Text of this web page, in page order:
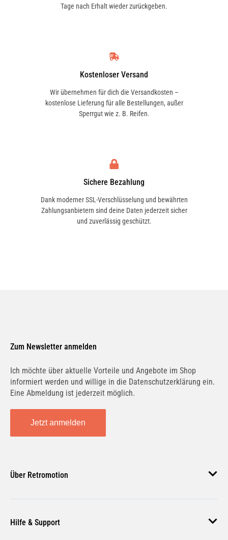
Tage nach Erhalt wieder zurückgeben.
Kostenloser Versand
Wir übernehmen für dich die Versandkosten –
kostenlose Lieferung für alle Bestellungen, außer
Sperrgut wie z. B. Reifen.
Sichere Bezahlung
Dank moderner SSL-Verschlüsselung und bewährten
Zahlungsanbietern sind deine Daten jederzeit sicher
und zuverlässig geschützt.
Zum Newsletter anmelden
Ich möchte über aktuelle Vorteile und Angebote im Shop
informiert werden und willige in die Datenschutzerklärung ein.
Eine Abmeldung ist jederzeit möglich.
Jetzt anmelden
Über Retromotion
Unsere Jobs
Hilfe & Support